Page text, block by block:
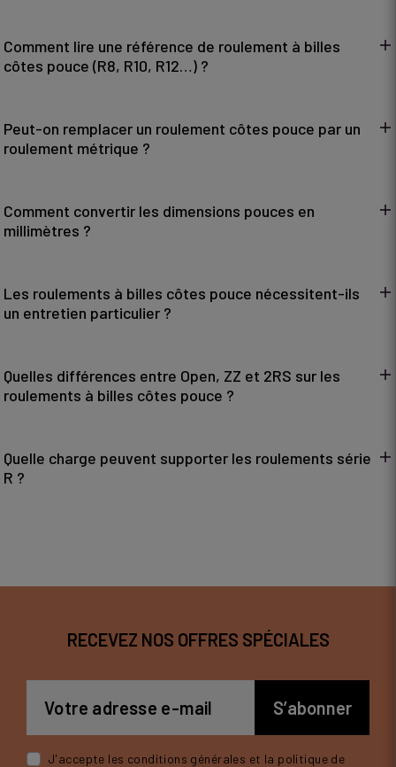
Comment lire une référence de roulement à billes
côtes pouce (R8, R10, R12…) ?
Peut-on remplacer un roulement côtes pouce par un
roulement métrique ?
Comment convertir les dimensions pouces en
millimètres ?
Les roulements à billes côtes pouce nécessitent-ils
un entretien particulier ?
Quelles différences entre Open, ZZ et 2RS sur les
roulements à billes côtes pouce ?
Quelle charge peuvent supporter les roulements série
R ?
RECEVEZ NOS OFFRES SPÉCIALES
J'accepte les conditions générales et la politique de